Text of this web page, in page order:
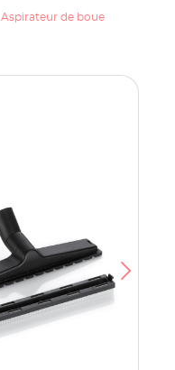
Aspirateur de boue